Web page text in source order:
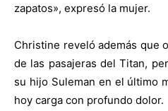
zapatos», expresó la mujer.
Christine reveló además que
de las pasajeras del Titan,
su hijo Suleman en el último
hoy carga con profundo dolor.